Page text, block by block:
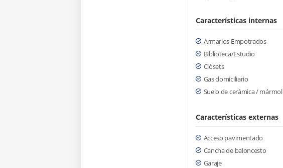
Características internas
Armarios Empotrados
Biblioteca/Estudio
Clósets
Gas domiciliario
Suelo de cerámica / mármol
Características externas
Acceso pavimentado
Cancha de baloncesto
Garaje